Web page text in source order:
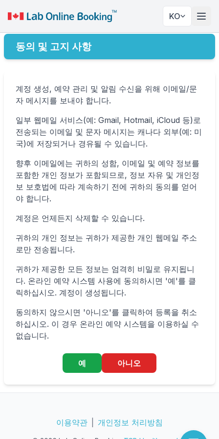
KO
네비
동의 및 고지 사항
계정 생성, 예약 관리 및 알림 수신을 위해 이메일/문
자 메시지를 보내야 합니다.
일부 웹메일 서비스(예: Gmail, Hotmail, iCloud 등)로
전송되는 이메일 및 문자 메시지는 캐나다 외부(예: 미
국)에 저장되거나 경유될 수 있습니다.
향후 이메일에는 귀하의 성함, 이메일 및 예약 정보를
포함한 개인 정보가 포함되므로, 정보 자유 및 개인정
보 보호법에 따라 계속하기 전에 귀하의 동의를 얻어
야 합니다.
계정은 언제든지 삭제할 수 있습니다.
귀하의 개인 정보는 귀하가 제공한 개인 웹메일 주소
로만 전송됩니다.
귀하가 제공한 모든 정보는 엄격히 비밀로 유지됩니
다. 온라인 예약 시스템 사용에 동의하시면 '예'를 클
릭하십시오. 계정이 생성됩니다.
동의하지 않으시면 '아니오'를 클릭하여 등록을 취소
하십시오. 이 경우 온라인 예약 시스템을 이용하실 수
없습니다.
예 아니오
이용약관 개인정보 처리방침
✕
예약하기 가까운 검사실 찾기